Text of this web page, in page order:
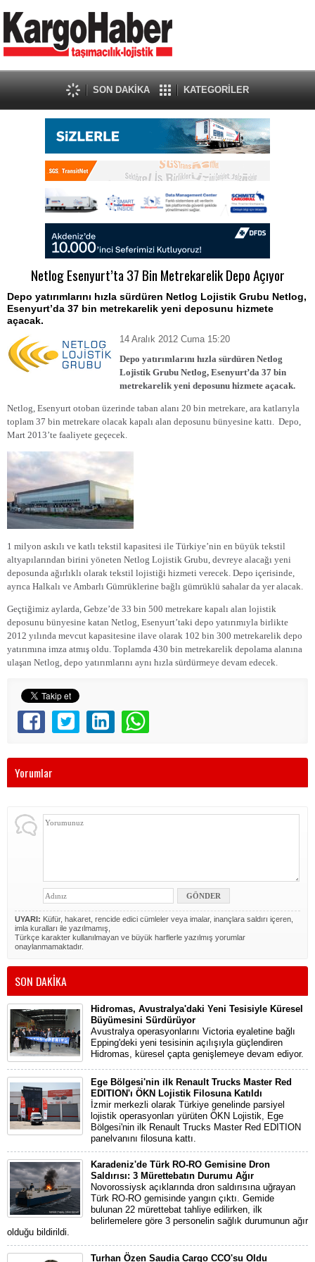
SON DAKİKA KATEGORİLER
Netlog Esenyurt’ta 37 Bin Metrekarelik Depo Açıyor
Depo yatırımlarını hızla sürdüren Netlog Lojistik Grubu Netlog,
Esenyurt’da 37 bin metrekarelik yeni deposunu hizmete
açacak.
14 Aralık 2012 Cuma 15:20
Depo yatırımlarını hızla sürdüren Netlog
Lojistik Grubu Netlog, Esenyurt’da 37 bin
metrekarelik yeni deposunu hizmete açacak.
Netlog, Esenyurt otoban üzerinde taban alanı 20 bin metrekare, ara katlarıyla
toplam 37 bin metrekare olacak kapalı alan deposunu bünyesine kattı. Depo,
Mart 2013’te faaliyete geçecek.
1 milyon askılı ve katlı tekstil kapasitesi ile Türkiye’nin en büyük tekstil
altyapılarından birini yöneten Netlog Lojistik Grubu, devreye alacağı yeni
deposunda ağırlıklı olarak tekstil lojistiği hizmeti verecek. Depo içerisinde,
ayrıca Halkalı ve Ambarlı Gümrüklerine bağlı gümrüklü sahalar da yer alacak.
Geçtiğimiz aylarda, Gebze’de 33 bin 500 metrekare kapalı alan lojistik
deposunu bünyesine katan Netlog, Esenyurt’taki depo yatırımıyla birlikte
2012 yılında mevcut kapasitesine ilave olarak 102 bin 300 metrekarelik depo
yatırımına imza atmış oldu. Toplamda 430 bin metrekarelik depolama alanına
ulaşan Netlog, depo yatırımlarını aynı hızla sürdürmeye devam edecek.
Yorumlar
UYARI: Küfür, hakaret, rencide edici cümleler veya imalar, inançlara saldırı içeren,
imla kuralları ile yazılmamış,
Türkçe karakter kullanılmayan ve büyük harflerle yazılmış yorumlar
onaylanmamaktadır.
SON DAKİKA
Hidromas, Avustralya'daki Yeni Tesisiyle Küresel
Büyümesini Sürdürüyor
Avustralya operasyonlarını Victoria eyaletine bağlı
Epping'deki yeni tesisinin açılışıyla güçlendiren
Hidromas, küresel çapta genişlemeye devam ediyor.
Ege Bölgesi'nin ilk Renault Trucks Master Red
EDITION'ı ÖKN Lojistik Filosuna Katıldı
İzmir merkezli olarak Türkiye genelinde parsiyel
lojistik operasyonları yürüten ÖKN Lojistik, Ege
Bölgesi'nin ilk Renault Trucks Master Red EDITION
panelvanını filosuna kattı.
Karadeniz'de Türk RO-RO Gemisine Dron
Saldırısı: 3 Mürettebatın Durumu Ağır
Novorossiysk açıklarında dron saldırısına uğrayan
Türk RO-RO gemisinde yangın çıktı. Gemide
bulunan 22 mürettebat tahliye edilirken, ilk
belirlemelere göre 3 personelin sağlık durumunun ağır
olduğu bildirildi.
Turhan Özen Saudia Cargo CCO'su Oldu